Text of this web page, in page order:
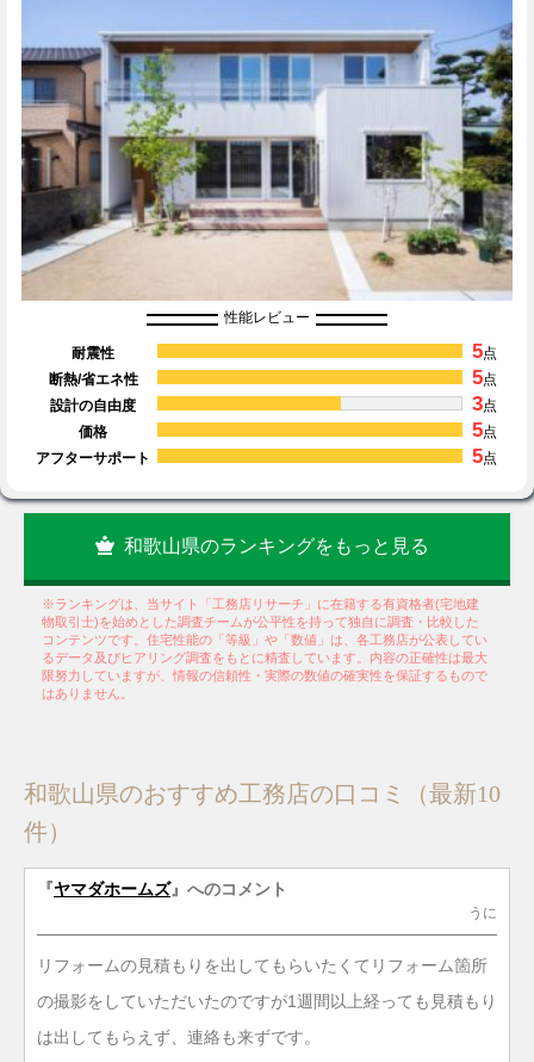
性能レビュー
耐震性 5点
断熱/省エネ性
5点
設計の自由度
3点
価格
5点
アフターサポート
5点
和歌山県のランキングをもっと見る
※ランキングは、当サイト「工務店リサーチ」に在籍する有資格者(宅地建
物取引士)を始めとした調査チームが公平性を持って独自に調査・比較した
コンテンツです。住宅性能の「等級」や「数値」は、各工務店が公表してい
るデータ及びヒアリング調査をもとに精査しています。内容の正確性は最大
限努力していますが、情報の信頼性・実際の数値の確実性を保証するもので
はありません。
和歌山県のおすすめ工務店の口コミ（最新10
件）
『ヤマダホームズ』へのコメント
うに
リフォームの見積もりを出してもらいたくてリフォーム箇所
の撮影をしていただいたのですが1週間以上経っても見積もり
は出してもらえず、連絡も来ずです。